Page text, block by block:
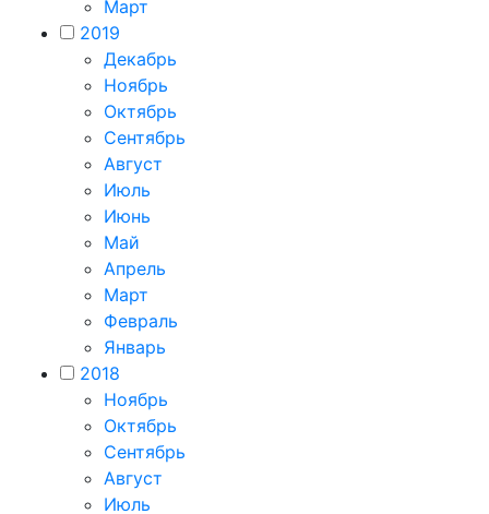
Март
2019
Декабрь
Ноябрь
Октябрь
Сентябрь
Август
Июль
Июнь
Май
Апрель
Март
Февраль
Январь
2018
Ноябрь
Октябрь
Сентябрь
Август
Июль